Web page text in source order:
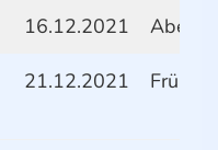
16.12.2021 Abend
21.12.2021